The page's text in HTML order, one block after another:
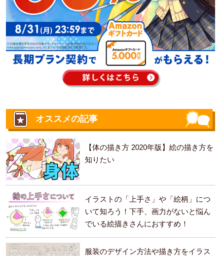
オススメの記事
【体の描き方 2020年版】絵の描き方を
知りたい
イラストの「上手さ」や「絵柄」につ
いて知ろう！下手、画力がないと悩ん
でいる絵描きさんにおすすめ！
服装のデザイン方法や描き方をイラス